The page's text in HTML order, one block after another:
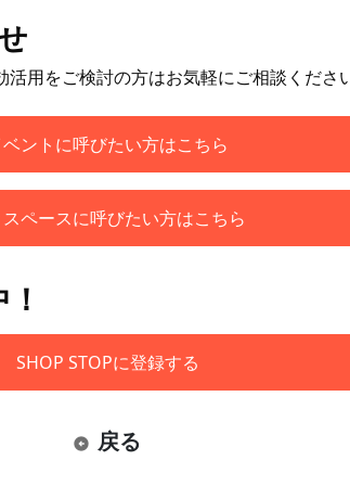
用をご検討の方はお気軽にご相談くださ
ントに呼びたい方はこちら
ペースに呼びたい方はこちら
SHOP STOPに登録する
戻る